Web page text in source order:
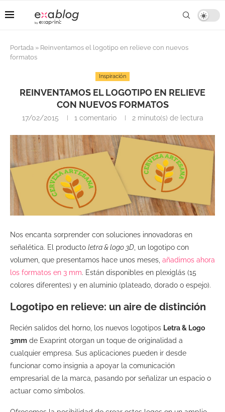
Portada » Reinventamos el logotipo en relieve con nuevos
formatos
Inspiración
REINVENTAMOS EL LOGOTIPO EN RELIEVE
CON NUEVOS FORMATOS
17/02/2015 1 comentario 2 minuto(s) de lectura
Nos encanta sorprender con soluciones innovadoras en
señalética. El producto letra & logo 3D, un logotipo con
volumen, que presentamos hace unos meses, añadimos ahora
los formatos en 3 mm. Están disponibles en plexiglás (15
colores diferentes) y en aluminio (plateado, dorado o espejo).
Logotipo en relieve: un aire de distinción
Recién salidos del horno, los nuevos logotipos Letra & Logo
3mm de Exaprint otorgan un toque de originalidad a
cualquier empresa. Sus aplicaciones pueden ir desde
funcionar como insignia a apoyar la comunicación
empresarial de la marca, pasando por señalizar un espacio o
actuar como símbolos.